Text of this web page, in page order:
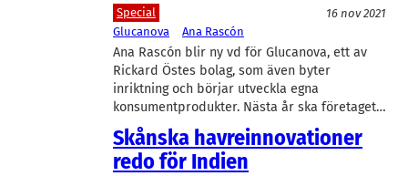
Special
16 nov 2021
Glucanova
Ana Rascón
Ana Rascón blir ny vd för Glucanova, ett av
Rickard Östes bolag, som även byter
inriktning och börjar utveckla egna
konsumentprodukter. Nästa år ska företaget…
Skånska havreinnovationer
redo för Indien